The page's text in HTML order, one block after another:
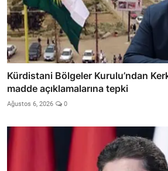
Kürdistani Bölgeler Kurulu’ndan
madde açıklamalarına tepki
Ağustos 6, 2026 0